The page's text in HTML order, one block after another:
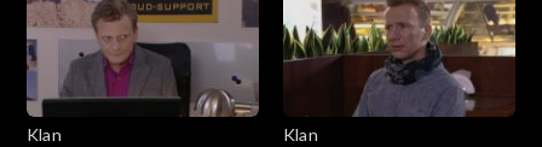
Klan
Klan